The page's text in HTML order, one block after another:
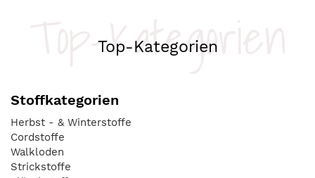
Top-Kategorien
Top-Kategorien
Stoffkategorien
Herbst - & Winterstoffe
Cordstoffe
Walkloden
Strickstoffe